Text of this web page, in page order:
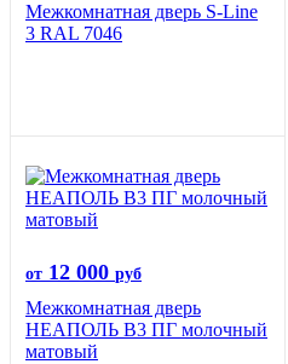
Межкомнатная дверь S-Line
3 RAL 7046
от 12 000 руб
Межкомнатная дверь
НЕАПОЛЬ В3 ПГ молочный
матовый